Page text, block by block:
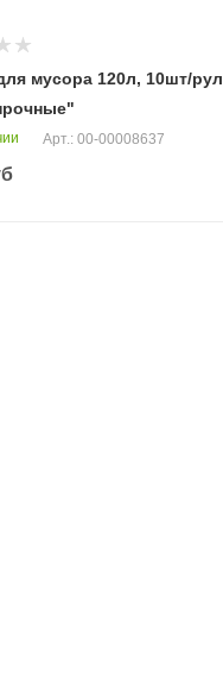
мусора 120л, 10шт/рул
Арт.: 00-00008637